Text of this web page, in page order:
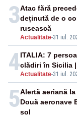
3
Actualitate-31 iul.
Atac fără
deținută de o
rusească
4Actualitate-31 iul.
ITALIA: 7
clădiri în Sicilia |
5Alertă aeriană
Două aeronave
sol